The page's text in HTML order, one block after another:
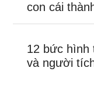
con cái
12 bức hình
và người